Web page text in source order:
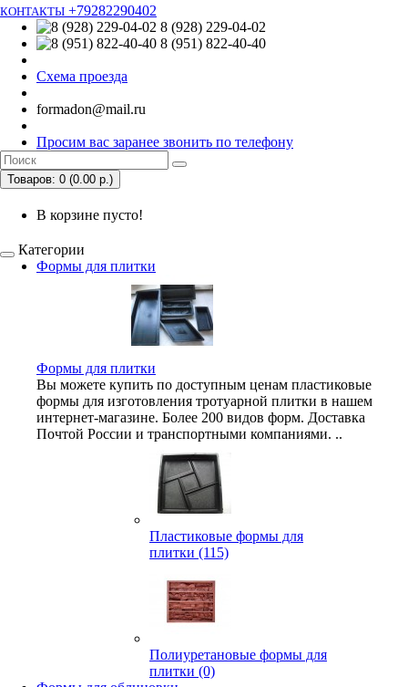
КОНТАКТЫ +79282290402
8 (928) 229-04-02
8 (951) 822-40-40
Схема проезда
formadon@mail.ru
Просим вас заранее звонить по телефону
Товаров: 0 (0.00 р.)
В корзине пусто!
Категории
Формы для плитки
Формы для плитки
Вы можете купить по доступным ценам пластиковые
формы для изготовления тротуарной плитки в нашем
интернет-магазине. Более 200 видов форм. Доставка
Почтой России и транспортными компаниями. ..
Пластиковые формы для
плитки (115)
Полиуретановые формы для
плитки (0)